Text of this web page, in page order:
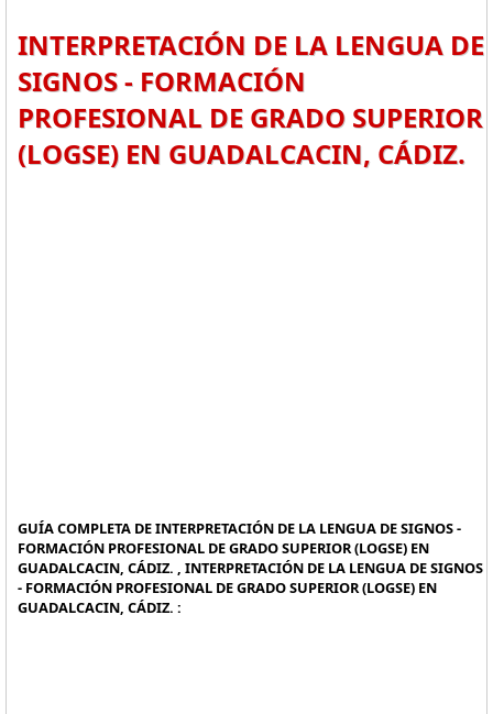
INTERPRETACIÓN DE LA LENGUA DE
SIGNOS - FORMACIÓN
PROFESIONAL DE GRADO SUPERIOR
(LOGSE) EN GUADALCACIN, CÁDIZ.
GUÍA COMPLETA DE INTERPRETACIÓN DE LA LENGUA DE SIGNOS -
FORMACIÓN PROFESIONAL DE GRADO SUPERIOR (LOGSE) EN
GUADALCACIN, CÁDIZ. , INTERPRETACIÓN DE LA LENGUA DE SIGNOS
- FORMACIÓN PROFESIONAL DE GRADO SUPERIOR (LOGSE) EN
GUADALCACIN, CÁDIZ. :